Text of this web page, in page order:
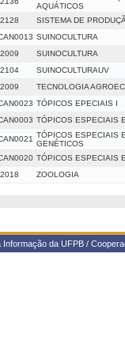
AQUÁTICOS
SISTEMA DE
SUINOCULTURA
SUINOCULTURA
SUINOCULTURAUV
TECNOLOGIA
TÓPICOS EPECIAIS I
TÓPICOS ESPECIAIS
TÓPICOS ESPECIAIS
GENÉTICOS
TÓPICOS ESPECIAIS
ZOOLOGIA
Informação da UFPB /